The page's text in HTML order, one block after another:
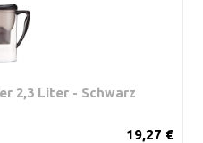
2,3 Liter - Schwarz
19,27 €